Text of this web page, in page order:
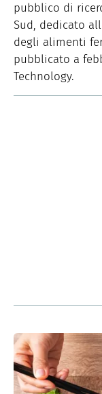
pubblico di
Sud, dedicato
degli alimenti
pubblicato a
Technology.